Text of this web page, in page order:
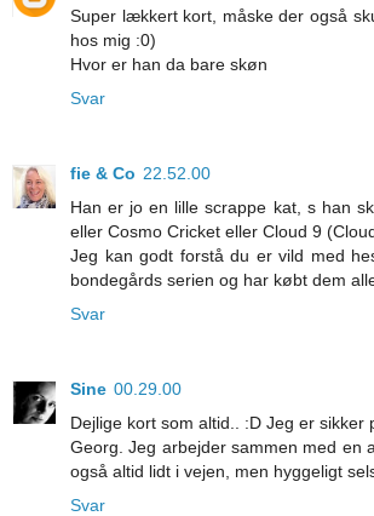
Super lækkert kort, måske der også
hos mig :0)
Hvor er han da bare skøn
Svar
fie & Co 22.52.00
Han er jo en lille scrappe kat, s han
eller Cosmo Cricket eller Cloud 9
Jeg kan godt forstå du er vild med
bondegårds serien og har købt dem
Svar
Sine 00.29.00
Dejlige kort som altid.. :D Jeg er sikker
Georg. Jeg arbejder sammen med en
også altid lidt i vejen, men hyggeligt
Svar